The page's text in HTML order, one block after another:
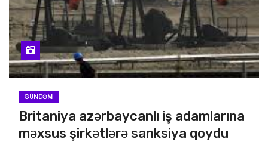
GÜNDƏM
Britaniya azərbaycanlı iş adamlarına
məxsus şirkətlərə sanksiya qoydu